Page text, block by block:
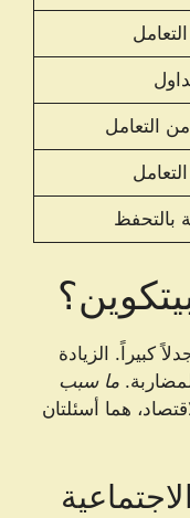
التعامل
بالتحفظ
كبيراً. الزيادة
ما سبب
هما أسئلتان